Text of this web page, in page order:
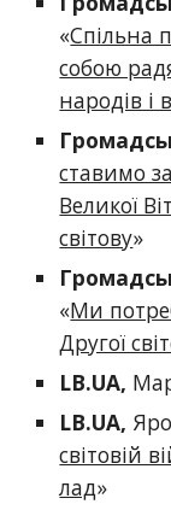
«Спільна
собою
народів і
ставимо
Великої
світову»
«Ми
Другої
LB.UA,
LB.UA,
світовій
лад»